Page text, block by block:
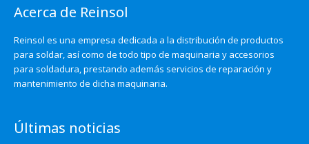
Acerca de Reinsol
Reinsol es una empresa dedicada a la distribución de productos
para soldar, así como de todo tipo de maquinaria y accesorios
para soldadura, prestando además servicios de reparación y
mantenimiento de dicha maquinaria.
Últimas noticias